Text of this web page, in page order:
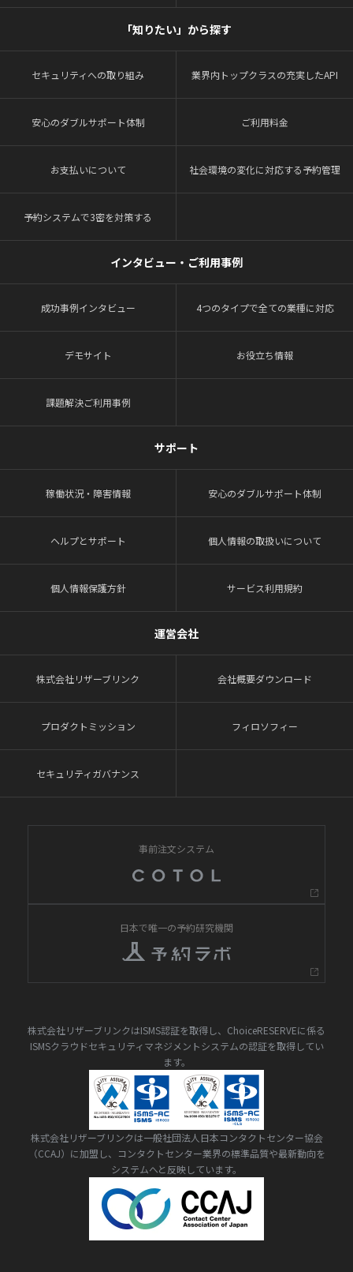
「知りたい」から探す
セキュリティへの取り組み 業界内トップクラスの充実したAPI
安心のダブルサポート体制 ご利用料金
お支払いについて 社会環境の変化に対応する予約管理
予約システムで3密を対策する
インタビュー・ご利用事例
成功事例インタビュー 4つのタイプで全ての業種に対応
デモサイト お役立ち情報
課題解決ご利用事例
サポート
稼働状況・障害情報 安心のダブルサポート体制
ヘルプとサポート 個人情報の取扱いについて
個人情報保護方針 サービス利用規約
運営会社
株式会社リザーブリンク 会社概要ダウンロード
プロダクトミッション フィロソフィー
セキュリティガバナンス
事前注文システム
日本で唯一の予約研究機関
株式会社リザーブリンクはISMS認証を取得し、ChoiceRESERVEに係る
ISMSクラウドセキュリティマネジメントシステムの認証を取得してい
ます。
株式会社リザーブリンクは一般社団法人日本コンタクトセンター協会
（CCAJ）に加盟し、コンタクトセンター業界の標準品質や最新動向を
システムへと反映しています。